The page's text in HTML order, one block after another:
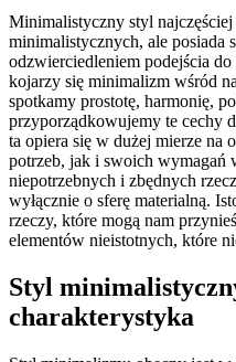
Minimalistyczny styl
minimalistycznych, ale posiada
odzwierciedleniem podejścia
kojarzy się minimalizm wśród
spotkamy prostotę, harmonię,
przyporządkowujemy te cechy
ta opiera się w dużej mierze na
potrzeb, jak i swoich wymagań
niepotrzebnych i zbędnych
wyłącznie o sferę materialną.
rzeczy, które mogą nam
elementów nieistotnych, które
Styl
charakterystyka